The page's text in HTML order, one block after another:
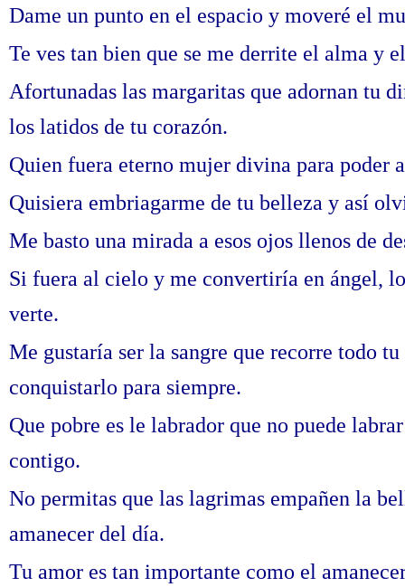
Dame un punto en el espacio y moveré el
Te ves tan bien que se me derrite el alma y
Afortunadas las margaritas que adornan tu
los latidos de tu corazón.
Quien fuera eterno mujer divina para poder
Quisiera embriagarme de tu belleza y así
Me basto una mirada a esos ojos llenos de
Si fuera al cielo y me convertiría en ángel,
verte.
Me gustaría ser la sangre que recorre todo
conquistarlo para siempre.
Que pobre es le labrador que no puede
contigo.
No permitas que las lagrimas empañen la
amanecer del día.
Tu amor es tan importante como el